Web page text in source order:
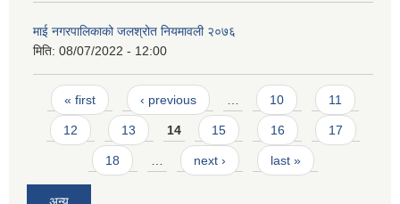
माई नगरपालिकाको जलश्रोत नियमावली २०७६
मिति: 08/07/2022 - 12:00
Pages
« first ‹ previous 10 11
12 13 14 15 16 17
18 next › last »